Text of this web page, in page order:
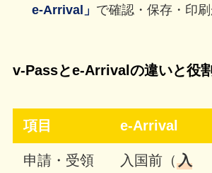
e‑Arrival」 で確認・保存・印刷
v-Passとe‑Arrivalの違いと役割
項目 e‑Arrival
申請・受領
入国前（ 入